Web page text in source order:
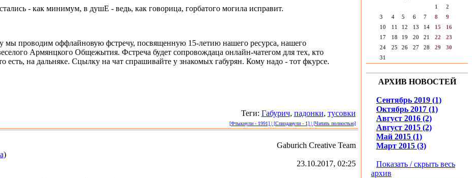
- как минимум, в душЕ - ведь, как говорица, горбатого могила исправит.
мы проводим оффлайновую фстречу, посвященную 15-летию нашего ресурса, нашего
Армянцкого Общежытия. Фстреча будет сопровождаца онлайн-чатегом для тех, кто
есть, на дальняке. Сцылку на чат спрашивайте у знакомых габурян. Кому надо - тот фкурсе.
Теги: Габурич, падонки, тусовки
[Фтыкнули - 1991] | [Спизданули - 1] | [Читать полностью]
)
Gaburich Creative Team
23.10.2017, 02:25
1
2
3
4 5 6 7 8
9
10
11 12 13 14 15
16
17
18 19 20 21 22
23
24
25 26 27 28 29
30
31
АРХИВ НОВОСТЕЙ
Сентябрь 2019 (1)
Октябрь 2017 (1)
Август 2016 (2)
Август 2015 (2)
Май 2015 (1)
Март 2015 (3)
Показать / скрыть весь
архив